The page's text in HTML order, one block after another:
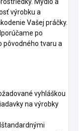
Mydlo a
výrobku a
Vašej práčky.
po
pôvodného tvaru a
vyhláškou
na výrobky